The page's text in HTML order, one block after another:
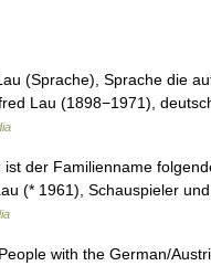
(Sprache), Sprache die
Lau (1898−1971),
der Familienname
(* 1961), Schauspieler
with the German/